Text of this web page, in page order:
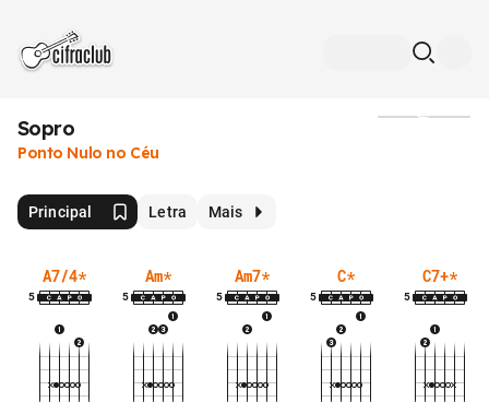
Sopro
Ponto Nulo no Céu
Principal Letra Mais
A7/4*
5
Am*
5
Am7*
5
C*
5
C7+*
5